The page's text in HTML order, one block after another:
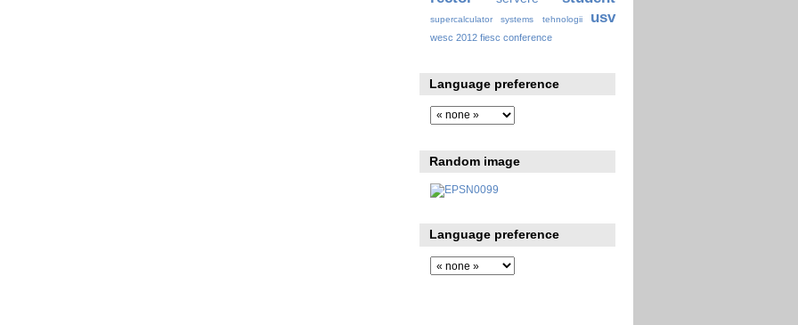
supercalculator systems tehnologii usv
wesc 2012 fiesc conference
Language preference
Random image
Language preference